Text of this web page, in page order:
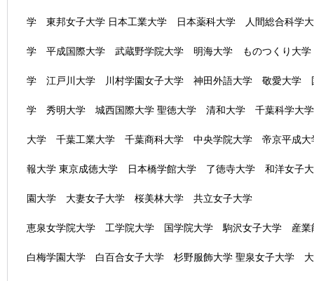
学 東邦女子大学 日本工業大学 日本薬科大学 人間総合科学
学 平成国際大学 武蔵野学院大学 明海大学 ものつくり大学
学 江戸川大学 川村学園女子大学 神田外語大学 敬愛大学
学 秀明大学 城西国際大学 聖徳大学 清和大学 千葉科学大
大学 千葉工業大学 千葉商科大学 中央学院大学 帝京平成
報大学 東京成徳大学 日本橋学館大学 了徳寺大学 和洋女子
園大学 大妻女子大学 桜美林大学 共立女子大学
恵泉女学院大学 工学院大学 国学院大学 駒沢女子大学 産
白梅学園大学 白百合女子大学 杉野服飾大学 聖泉女子大学